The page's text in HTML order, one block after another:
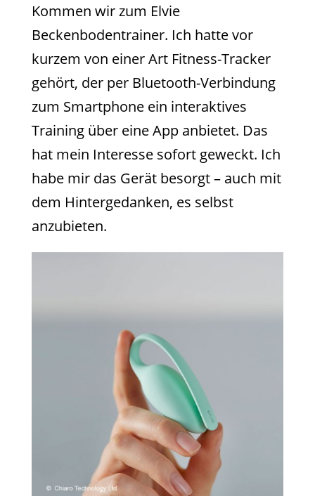
Kommen wir zum Elvie
Beckenbodentrainer. Ich hatte vor
kurzem von einer Art Fitness-Tracker
gehört, der per Bluetooth-Verbindung
zum Smartphone ein interaktives
Training über eine App anbietet. Das
hat mein Interesse sofort geweckt. Ich
habe mir das Gerät besorgt – auch mit
dem Hintergedanken, es selbst
anzubieten.